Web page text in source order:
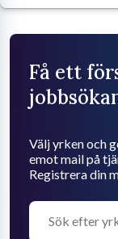
Få ett
Välj yrken och
emot mail på
Registrera din